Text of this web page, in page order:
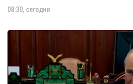
08:30, сегодня